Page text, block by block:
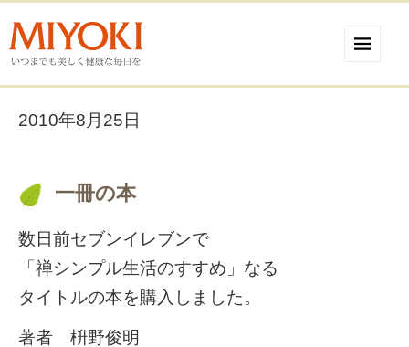
2010年8月25日
一冊の本
数日前セブンイレブンで
「禅シンプル生活のすすめ」なる
タイトルの本を購入しました。
著者 枡野俊明